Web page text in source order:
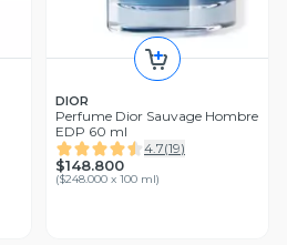
DIOR
Perfume Dior Sauvage Hombre
EDP 60 ml
4.7(19)
$148.800
($248.000 x 100 ml)